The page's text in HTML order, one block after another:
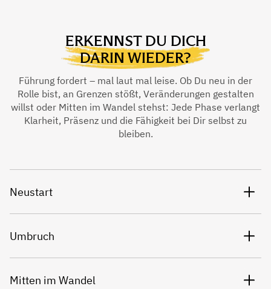
ERKENNST DU DICH
DARIN WIEDER?
Führung fordert – mal laut mal leise. Ob Du neu in der
Rolle bist, an Grenzen stößt, Veränderungen gestalten
willst oder Mitten im Wandel stehst: Jede Phase verlangt
Klarheit, Präsenz und die Fähigkeit bei Dir selbst zu
bleiben.
Neustart
Umbruch
Mitten im Wandel